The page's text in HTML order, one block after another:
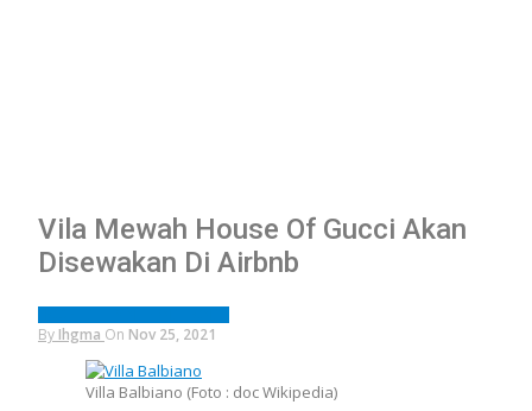
Vila Mewah House Of Gucci Akan
Disewakan Di Airbnb
By Ihgma On Nov 25, 2021
Villa Balbiano (Foto : doc Wikipedia)